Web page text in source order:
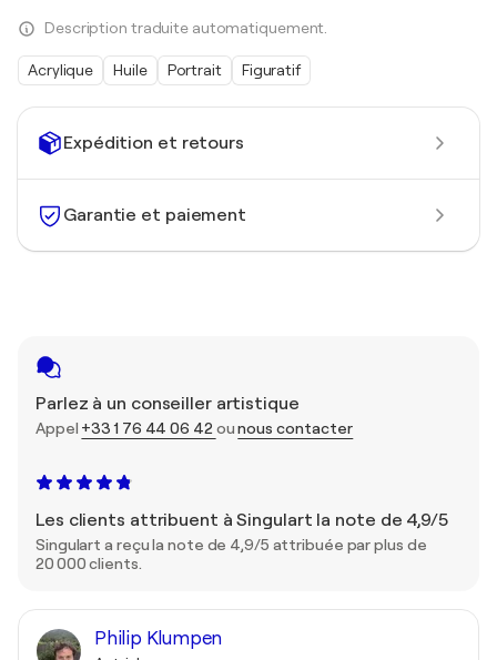
Expédition et retours
Garantie et paiement
Parlez à un conseiller artistique
Appel +33 1 76 44 06 42 ounous contacter
Les clients attribuent à Singulart la note de 4,9/5
Singulart a reçu la note de 4,9/5 attribuée par plus de
20 000 clients.
Philip Klumpen
Description traduite automatiquement.
Acrylique Huile Portrait Figuratif